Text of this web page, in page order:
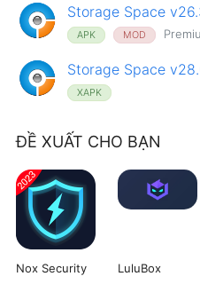
Storage Space
APK MOD
Storage Space
XAPK
ĐỀ XUẤT CHO BẠN
Nox Security LuluBox